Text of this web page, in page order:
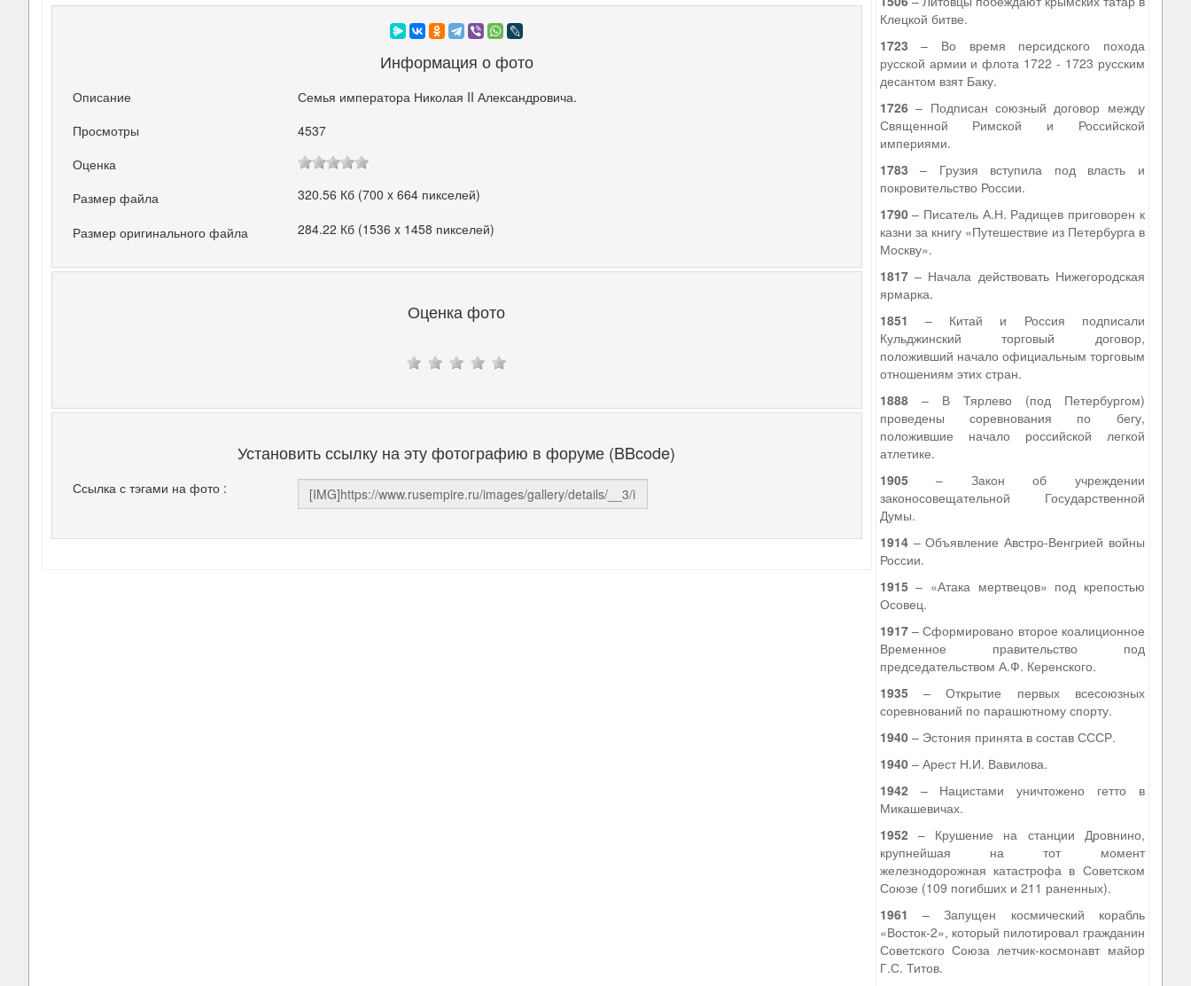
Информация о фото
Описание
Семья императора Николая II Александровича.
Просмотры
4537
Оценка
Размер файла
320.56 Кб (700 x 664 пикселей)
Размер оригинального файла 284.22 Кб (1536 x 1458 пикселей)
Оценка фото
Установить ссылку на эту фотографию в форуме (BBcode)
Ссылка с тэгами на фото :
Клецкой битве.
1723 – Во время персидского похода
русской армии и флота 1722 - 1723 русским
десантом взят Баку.
1726– Подписан союзный договор между
Священной Римской и Российской
империями.
1783 – Грузия вступила под власть и
покровительство России.
1790– Писатель А.Н. Радищев приговорен к
казни за книгу «Путешествие из Петербурга в
Москву».
1817– Начала действовать Нижегородская
ярмарка.
1851 – Китай и Россия подписали
Кульджинский торговый договор,
положивший начало официальным торговым
отношениям этих стран.
1888– В Тярлево (под Петербургом)
проведены соревнования по бегу,
положившие начало российской легкой
атлетике.
1905– Закон об учреждении
законосовещательной Государственной
Думы.
1914– Объявление Австро-Венгрией войны
России.
1915– «Атака мертвецов» под крепостью
Осовец.
1917– Сформировано второе коалиционное
Временное правительство под
председательством А.Ф. Керенского.
1935– Открытие первых всесоюзных
соревнований по парашютному спорту.
1940– Эстония принята в состав СССР.
1940– Арест Н.И. Вавилова.
1942– Нацистами уничтожено гетто в
Микашевичах.
1952– Крушение на станции Дровнино,
крупнейшая на тот момент
железнодорожная катастрофа в Советском
Союзе (109 погибших и 211 раненных).
1961 – Запущен космический корабль
«Восток-2», который пилотировал гражданин
Советского Союза летчик-космонавт майор
Г.С. Титов.